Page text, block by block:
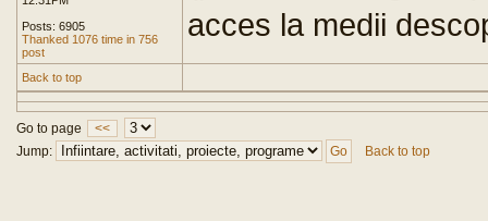
Posts: 6905
Thanked 1076 time in 756
post
acces la medii
Back to top
Go to page
<<
Jump:
Back to top